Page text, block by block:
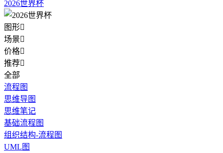
2026世界杯
图形
场景
价格
推荐
全部
流程图
思维导图
思维笔记
基础流程图
组织结构-流程图
UML图